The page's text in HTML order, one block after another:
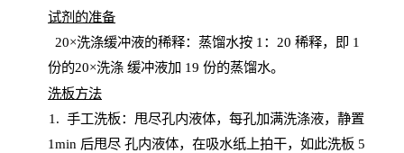
试剂的准备
20×洗涤缓冲液的稀释：蒸馏水按 1：20 稀释，即 1
份的20×洗涤 缓冲液加 19 份的蒸馏水。
洗板方法
1. 手工洗板：甩尽孔内液体，每孔加满洗涤液，静置
1min 后甩尽 孔内液体，在吸水纸上拍干，如此洗板 5